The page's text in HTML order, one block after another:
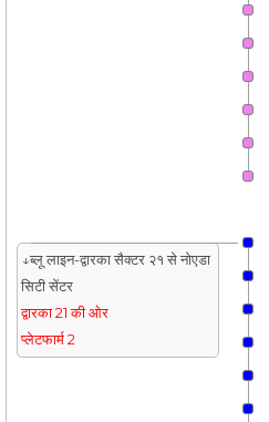
↓ब्लू लाइन-द्वारका सैक्टर २१ से नोएडा
सिटी सेंटर
द्वारका 21 की ओर
प्लेटफार्म 2